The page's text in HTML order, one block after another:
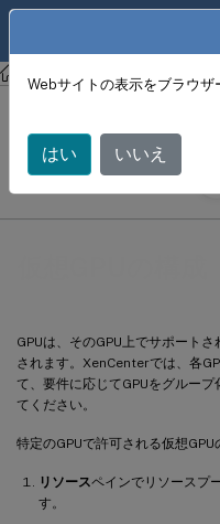
XenCenter XenCenter
GPUは、そのGPU上でサポート
されます。XenCenterでは、各
て、要件に応じてGPUをグルー
てください。
特定のGPUで許可される仮想GPU
リソースペインでリソースプ
す。
仮想GPUの構成
June 18, 2024
X
Webサイトの表示をブラウ
はい いいえ